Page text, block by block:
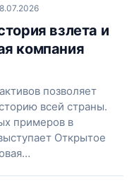
взлета и
компания
позволяет
всей страны.
примеров в
Открытое